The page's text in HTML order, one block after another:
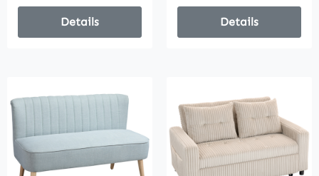
Details Details